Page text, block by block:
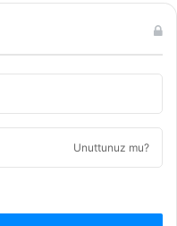
Unuttunuz mu?